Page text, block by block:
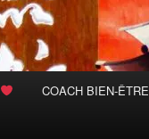
COACH BIEN-ÊTRE